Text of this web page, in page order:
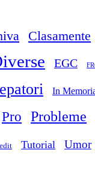
Clasamente
EGC
In
Pro Probleme
Tutorial Umor